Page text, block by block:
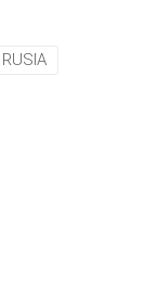
RUSIA